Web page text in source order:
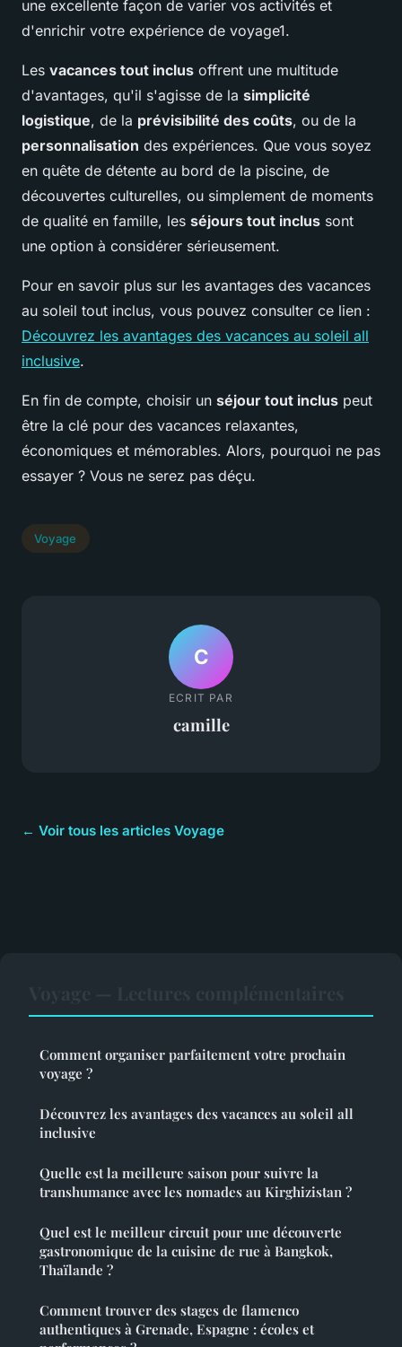
une excellente façon de varier vos activités et
d'enrichir votre expérience de voyage1.
Les vacances tout inclus offrent une multitude
d'avantages, qu'il s'agisse de la simplicité
logistique, de la prévisibilité des coûts, ou de la
personnalisation des expériences. Que vous soyez
en quête de détente au bord de la piscine, de
découvertes culturelles, ou simplement de moments
de qualité en famille, les séjours tout inclus sont
une option à considérer sérieusement.
Pour en savoir plus sur les avantages des vacances
au soleil tout inclus, vous pouvez consulter ce lien :
Découvrez les avantages des vacances au soleil all
inclusive.
En fin de compte, choisir un séjour tout inclus peut
être la clé pour des vacances relaxantes,
économiques et mémorables. Alors, pourquoi ne pas
essayer ? Vous ne serez pas déçu.
Voyage
C
ECRIT PAR
camille
← Voir tous les articles Voyage
Comment organiser parfaitement votre prochain
voyage ?
Découvrez les avantages des vacances au soleil all
inclusive
Quelle est la meilleure saison pour suivre la
transhumance avec les nomades au Kirghizistan ?
Quel est le meilleur circuit pour une découverte
gastronomique de la cuisine de rue à Bangkok,
Thaïlande ?
Comment trouver des stages de flamenco
authentiques à Grenade, Espagne : écoles et